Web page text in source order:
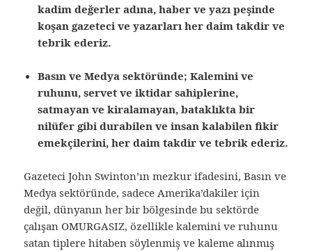
kadim değerler adına, haber ve yazı peşinde
koşan gazeteci ve yazarları her daim takdir ve
tebrik ederiz.
Basın ve Medya sektöründe;Kalemini ve
ruhunu, servet ve iktidar sahiplerine,
satmayan ve kiralamayan, bataklıkta bir
nilüfer gibi durabilen ve insan kalabilen fikir
emekçilerini, her daim takdir ve tebrik ederiz.
Gazeteci John Swinton’ın mezkur ifadesini, Basın ve
Medya sektöründe, sadece Amerika’dakiler için
değil, dünyanın her bir bölgesinde bu sektörde
çalışan OMURGASIZ, özellikle kalemini ve ruhunu
satan tiplere hitaben söylenmiş ve kaleme alınmış